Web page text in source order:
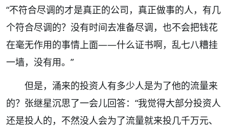
“不符合尽调的才是真正的公司，真正做事的人，有几
个符合尽调的？没有时间去准备尽调，也不会把钱花
在毫无作用的事情上面——什么证书啊，乱七八糟挂
一墙，没有用。”
但是，涌来的投资人有多少人是为了他的流量来
的？张继星沉思了一会儿回答：“我觉得大部分投资人
还是投人的，不然没人会为了流量就来投几千万元、